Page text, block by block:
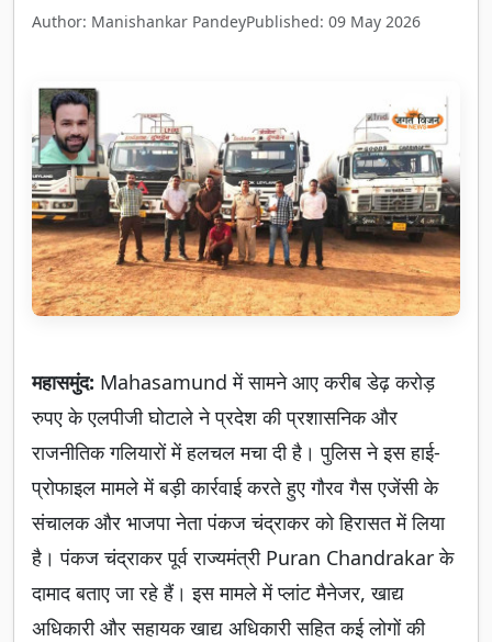
Author: Manishankar PandeyPublished: 09 May 2026
महासमुंद: Mahasamund में सामने आए करीब डेढ़ करोड़
रुपए के एलपीजी घोटाले ने प्रदेश की प्रशासनिक और
राजनीतिक गलियारों में हलचल मचा दी है। पुलिस ने इस हाई-
प्रोफाइल मामले में बड़ी कार्रवाई करते हुए गौरव गैस एजेंसी के
संचालक और भाजपा नेता पंकज चंद्राकर को हिरासत में लिया
है। पंकज चंद्राकर पूर्व राज्यमंत्री Puran Chandrakar के
दामाद बताए जा रहे हैं। इस मामले में प्लांट मैनेजर, खाद्य
अधिकारी और सहायक खाद्य अधिकारी सहित कई लोगों की